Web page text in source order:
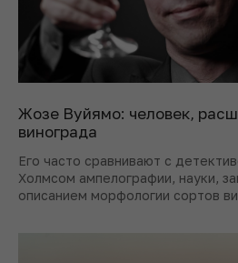
Жозе Вуйямо: человек,
винограда
Его часто сравнивают с
Холмсом ампелографии, науки,
описанием морфологии сортов